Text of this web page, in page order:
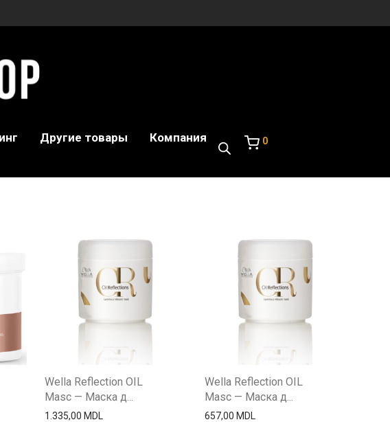
Другие товары Компания 0
Wella Reflection OIL
Masc — Маска д...
1.335,00 MDL
Wella Reflection OIL
Masc — Маска д...
657,00 MDL